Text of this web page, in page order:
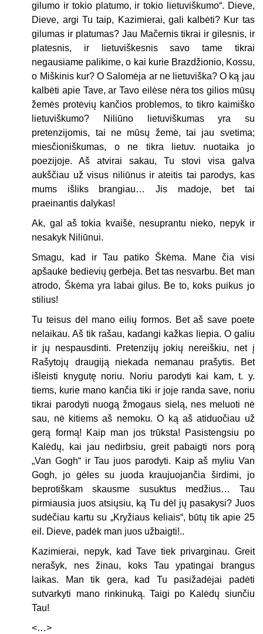
gilumo ir tokio platumo, ir tokio lietuviškumo“. Dieve,
Dieve, argi Tu taip, Kazimierai, gali kalbėti? Kur tas
gilumas ir platumas? Jau Mačernis tikrai ir gilesnis, ir
platesnis, ir lietuviškesnis savo tame tikrai
negausiame palikime, o kai kurie Brazdžionio, Kossu,
o Miškinis kur? O Salomėja ar ne lietuviška? O ką jau
kalbėti apie Tave, ar Tavo eilėse nėra tos gilios mūsų
žemės protėvių kančios problemos, to tikro kaimiško
lietuviškumo? Niliūno lietuviškumas yra su
pretenzijomis, tai ne mūsų žemė, tai jau svetima;
miesčioniškumas, o ne tikra lietuv. nuotaika jo
poezijoje. Aš atvirai sakau, Tu stovi visa galva
aukščiau už visus niliūnus ir ateitis tai parodys, kas
mums išliks brangiau… Jis madoje, bet tai
praeinantis dalykas!
Ak, gal aš tokia kvaišė, nesuprantu nieko, nepyk ir
nesakyk Niliūnui.
Smagu, kad ir Tau patiko Škėma. Mane čia visi
apšaukė bedievių gerbėja. Bet tas nesvarbu. Bet man
atrodo, Škėma yra labai gilus. Be to, koks puikus jo
stilius!
Tu teisus dėl mano eilių formos. Bet aš save poete
nelaikau. Aš tik rašau, kadangi kažkas liepia. O galiu
ir jų nespausdinti. Pretenzijų jokių nereiškiu, net į
Rašytojų draugiją niekada nemanau prašytis. Bet
išleisti knygutę noriu. Noriu parodyti kai kam, t. y.
tiems, kurie mano kančia tiki ir joje randa save, noriu
tikrai parodyti nuogą žmogaus sielą, nes meluoti nė
sau, nė kitiems aš nemoku. O ką aš atiduočiau už
gerą formą! Kaip man jos trūksta! Pasistengsiu po
Kalėdų, kai jau nedirbsiu, greit pabaigti nors porą
„Van Gogh“ ir Tau juos parodyti. Kaip aš myliu Van
Gogh, jo gėles su juoda kraujuojančia širdimi, jo
beprotiškam skausme susuktus medžius… Tau
pirmiausia juos atsiųsiu, ką Tu dėl jų pasakysi? Juos
sudėčiau kartu su „Kryžiaus keliais“, būtų tik apie 25
eil. Dieve, padėk man juos užbaigti!..
Kazimierai, nepyk, kad Tave tiek privarginau. Greit
nerašyk, nes žinau, koks Tau ypatingai brangus
laikas. Man tik gera, kad Tu pasižadėjai padėti
sutvarkyti mano rinkinuką. Taigi po Kalėdų siunčiu
Tau!
<…>